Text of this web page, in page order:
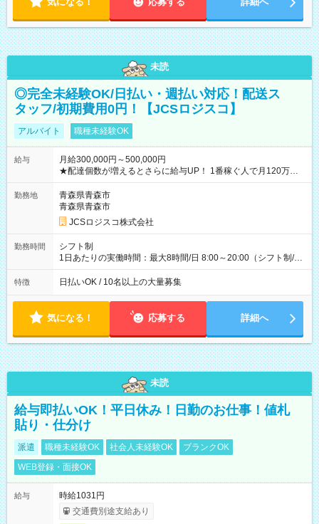
未読
◎完全未経験OK/日払い・週払い対応！配送ス
タッフ/初期費用0円！【JCSロジスコ】
アルバイト 職種未経験OK
給与
月給300,000円～500,000円
★配達個数が増えるとさらに給与UP！ 1番稼ぐ人で月120万ほ
ど！ ・主要都市エリア 月収55万円／週5日稼働 月収65万~112
万円／週6日稼働 ・地方郊外エリア 月収40万円／週5日稼働 月
収40万円~50万円／週6日稼働 ＜モデルイメージ＞ ■月収50万
円 (27歳男性/江東区在住)※元建築関係 1日150個配達×25日勤務
(日休み) ■月収80万円(43歳男性/墨田区在住)※元営業 1日200個
勤務地
青森県青森市
青森県青森市
JCSロジスコ株式会社
勤務時間
シフト制
1日あたりの実働時間：最大8時間/日 8:00～20:00（シフト制/実
働8時間） ※週5日勤務（場所次第では週4も有り） ※配達状況
によって時間外での勤務可能性有り ※案件により多少の前後あ
特徴 日払いOK / 10名以上の大量募集
気になる！ 応募する 詳細へ
未読
給与即払いOK！平日休み！日勤のお仕事！値札
貼り・仕分け
派遣 職種未経験OK 社会人未経験OK
ブランクOK
WEB登録・面接OK
給与
時給1031円
交通費別途支給あり